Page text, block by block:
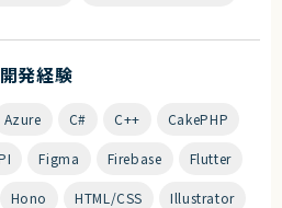
開発経験
Azure C# C++ CakePHP
Figma Firebase Flutter
Hono HTML/CSS Illustrator